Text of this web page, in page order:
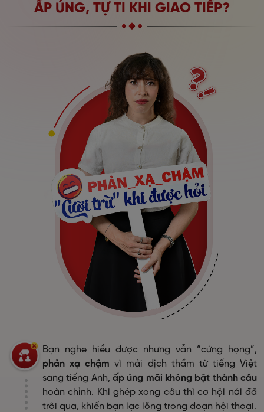
ẤP ÚNG, TỰ TI KHI GIAO TIẾP?
Bạn nghe hiểu được nhưng vẫn “cứng họng”,
phản xạ chậm vì mải dịch thầm từ tiếng Việt
sang tiếng Anh, ấp úng mãi không bật thành câu
hoàn chỉnh. Khi ghép xong câu thì cơ hội nói đã
trôi qua, khiến bạn lạc lõng trong đoạn hội thoại.